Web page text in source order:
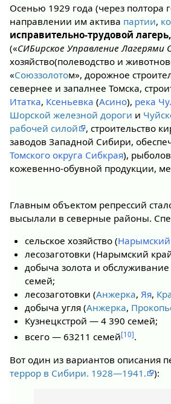
Осенью 1929 года (через полтора
направлении им актива партии,
исправительно-трудовой
(«СИБирское Управление Лагерями
хозяйство(полеводство и
«Союззолотом», дорожное
севернее и запалнее Томска,
Итатка, Ксеньевка (Асино), река
Шорской железной дороги и
рабочей силой
, строительство
заводов Западной Сибири,
Томского округа Сибкрая),
кожевенно-обувной продукции,
Главным объектом репрессий
высылали в северные районы.
сельское хозяйство (
лесозаготовки (Нарымский
добыча золота и
семей;
лесозаготовки (Анжерка, Яя,
добыча угля (Анжерка,
Кузнецкстрой — 4 390 семей;
всего — 63211 семей[10].
Вот один из вариантов описания
террор в Сибири. 1928—1941.
):